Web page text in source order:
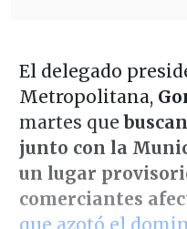
El delegado
Metropolitana,
martes que
junto con la
un lugar
comerciantes
que azotó el